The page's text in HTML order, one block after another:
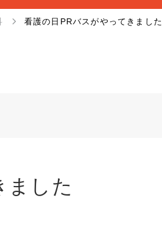
看護の日PRバスがやってきました
ました